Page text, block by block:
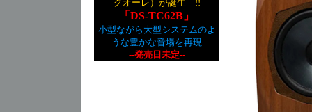
クオーレ）が誕生 !!
「DS-TC62B」
小型ながら大型システムのよ
うな豊かな音場を再現
--発売日未定--